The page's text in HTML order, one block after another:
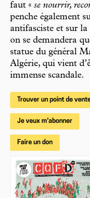
faut « se nourrir,
penche également
antifasciste et sur la
on se demandera
statue du général
Algérie, qui vient
immense scandale.
Trouver un point de
Je veux m'abonner
Faire un don